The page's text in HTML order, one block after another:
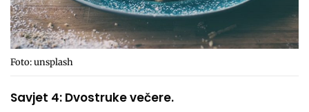
Foto: unsplash
Savjet 4: Dvostruke večere.